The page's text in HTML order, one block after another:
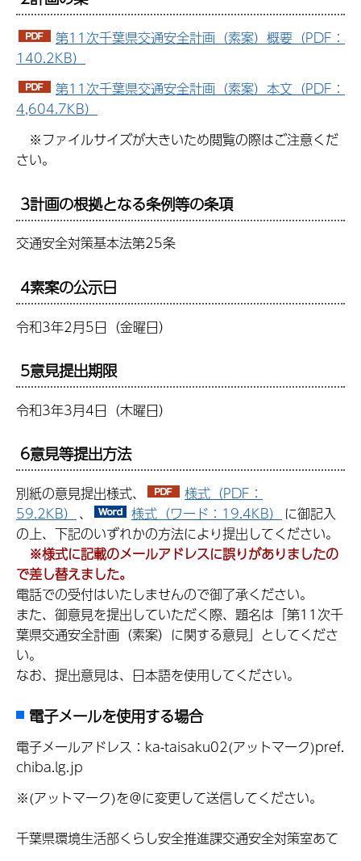
第11次千葉県交通安全計画（素案）概要（PDF：
140.2KB）
第11次千葉県交通安全計画（素案）本文（PDF：
4,604.7KB）
※ファイルサイズが大きいため閲覧の際はご注意くだ
さい。
3計画の根拠となる条例等の条項
交通安全対策基本法第25条
4素案の公示日
令和3年2月5日（金曜日）
5意見提出期限
令和3年3月4日（木曜日）
6意見等提出方法
別紙の意見提出様式、
様式（PDF：
59.2KB） 、 様式（ワード：19.4KB）
に御記入
の上、下記のいずれかの方法により提出してください。
※様式に記載のメールアドレスに誤りがありましたの
で差し替えました。
電話での受付はいたしませんので御了承ください。
また、御意見を提出していただく際、題名は「第11次千
葉県交通安全計画（素案）に関する意見」としてくださ
い。
なお、提出意見は、日本語を使用してください。
電子メールを使用する場合
電子メールアドレス：ka-taisaku02(アットマーク)pref.
chiba.lg.jp
※(アットマーク)を＠に変更して送信してください。
千葉県環境生活部くらし安全推進課交通安全対策室あて